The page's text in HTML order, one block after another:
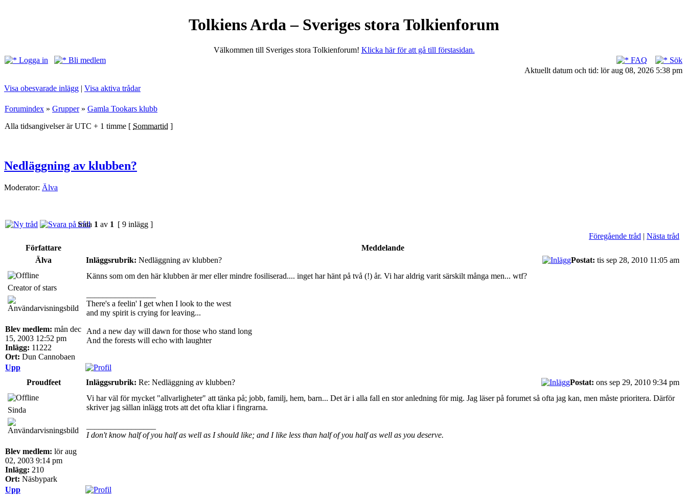
Tolkiens Arda – Sveriges stora Tolkienforum
Välkommen till Sveriges stora Tolkienforum! Klicka här för att gå till förstasidan.
Logga in
Bli medlem FAQ
Sök
Aktuellt datum och tid: lör aug 08, 2026 5:38 pm
Visa obesvarade inlägg | Visa aktiva trådar
Forumindex » Grupper» Gamla Tookars klubb
Alla tidsangivelser är UTC + 1 timme [ Sommartid ]
Nedläggning av klubben?
Moderator: Älva
Sida 1 av 1 [ 9 inlägg ]
Föregående tråd | Nästa tråd
Författare
Meddelande
Älva
Inläggsrubrik: Nedläggning av klubben? Postat: tis sep 28, 2010 11:05 am
Creator of stars
Blev medlem: mån dec
15, 2003 12:52 pm
Inlägg: 11222
Ort: Dun Cannobaen
Känns som om den här klubben är mer eller mindre fosiliserad.... inget har hänt på två (!) år. Vi har aldrig varit särskilt många men... wtf?
There's a feelin' I get when I look to the west
and my spirit is crying for leaving...
And a new day will dawn for those who stand long
And the forests will echo with laughter
Upp
Proudfeet
Inläggsrubrik: Re: Nedläggning av klubben? Postat: ons sep 29, 2010 9:34 pm
Sinda
Blev medlem: lör aug
02, 2003 9:14 pm
Inlägg: 210
Ort: Näsbypark
Vi har väl för mycket "allvarligheter" att tänka på; jobb, familj, hem, barn... Det är i alla fall en stor anledning för mig. Jag läser på forumet så ofta jag kan, men måste prioritera. Därför
skriver jag sällan inlägg trots att det ofta kliar i fingrarna.
I don't know half of you half as well as I should like; and I like less than half of you half as well as you deserve.
Upp